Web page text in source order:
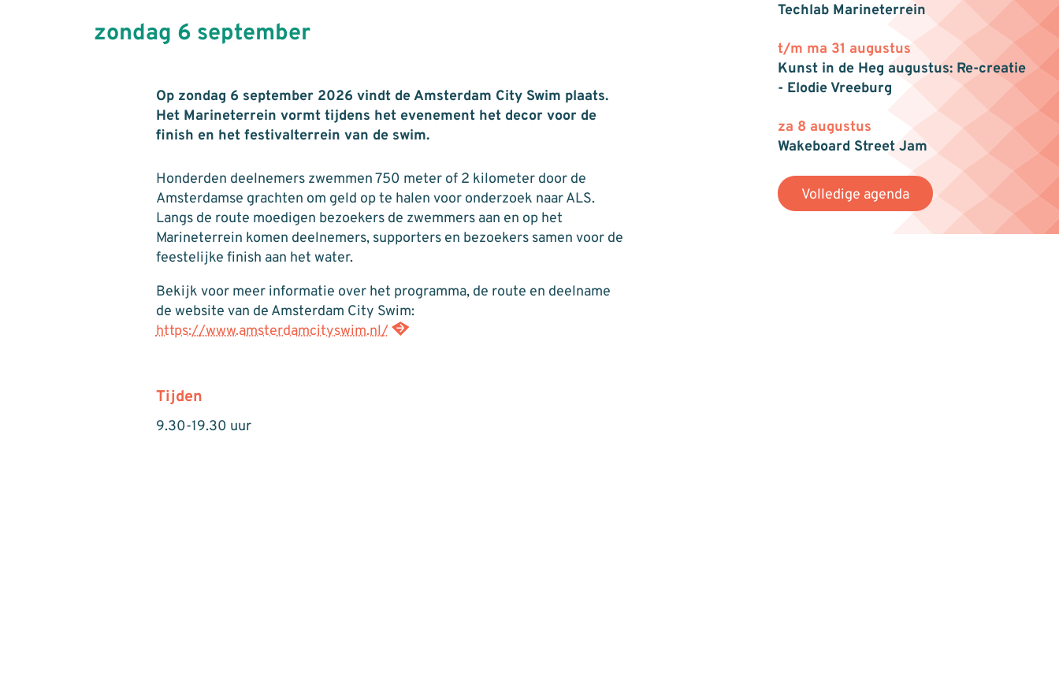
zondag 6 september
Op zondag 6 september 2026 vindt de Amsterdam City Swim plaats.
Het Marineterrein vormt tijdens het evenement het decor voor de
finish en het festivalterrein van de swim.
Techlab Marineterrein
t/m ma 31 augustus
Kunst in de Heg augustus: Re-creatie
- Elodie Vreeburg
za 8 augustus
Wakeboard Street Jam
Volledige agenda
Honderden deelnemers zwemmen 750 meter of 2 kilometer door de
Amsterdamse grachten om geld op te halen voor onderzoek naar ALS.
Langs de route moedigen bezoekers de zwemmers aan en op het
Marineterrein komen deelnemers, supporters en bezoekers samen voor de
feestelijke finish aan het water.
Bekijk voor meer informatie over het programma, de route en deelname
de website van de Amsterdam City Swim:
https://www.amsterdamcityswim.nl/
Tijden
9.30-19.30 uur